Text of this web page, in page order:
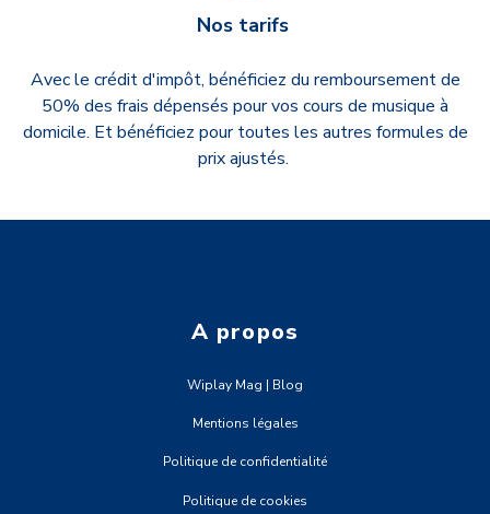
Nos tarifs
Avec le crédit d'impôt, bénéficiez du remboursement de
50% des frais dépensés pour vos cours de musique à
domicile. Et bénéficiez pour toutes les autres formules de
prix ajustés.
A propos
Wiplay Mag | Blog
Mentions légales
Politique de confidentialité
Politique de cookies